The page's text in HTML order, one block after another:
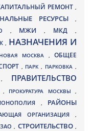
РЕМОНТ ,
РЕСУРСЫ,
, МЖИ, МКД ,
, НАЗНАЧЕНИЯ И
НОВАЯ МОСКВА ,ОБЩЕЕ
, ПАРК, ПАРКОВКА ,
, ПРАВИТЕЛЬСТВО
, ПРОКУРАТУРА МОСКВЫ ,
, РАЙОНЫ
ОРГАНИЗАЦИЯ ,
, СТРОИТЕЛЬСТВО,